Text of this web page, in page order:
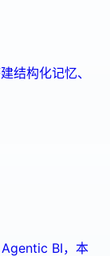
构化记忆、
BI，本